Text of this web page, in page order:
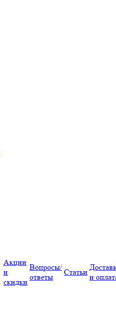
Акции
и
скидки
Вопросы/
ответы
Статьи
и